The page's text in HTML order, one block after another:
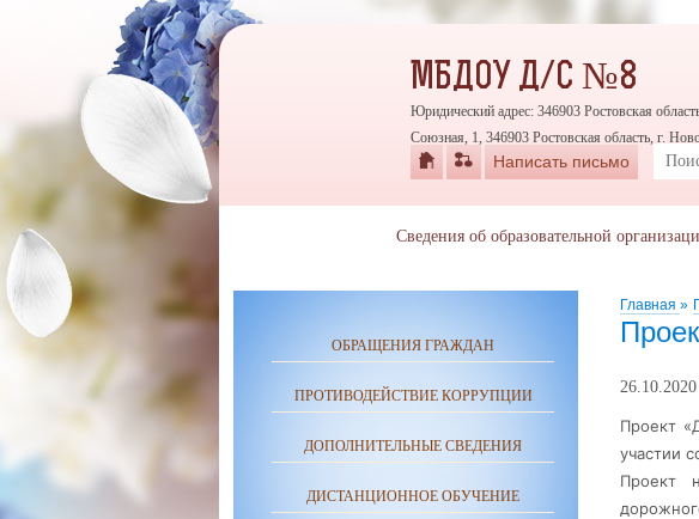
Главная »
26.10.2020
Проект
участии
Проект
ОБРАЩЕНИЯ ГРАЖДАН
ПРОТИВОДЕЙСТВИЕ КОРРУПЦИИ
ДОПОЛНИТЕЛЬНЫЕ СВЕДЕНИЯ
ДИСТАНЦИОННОЕ ОБУЧЕНИЕ
МБДОУ Д/С №8
Юридический адрес: 346903 Ростовская
Союзная, 1, 346903 Ростовская область, г.
Написать письмо
Сведения об образовательной